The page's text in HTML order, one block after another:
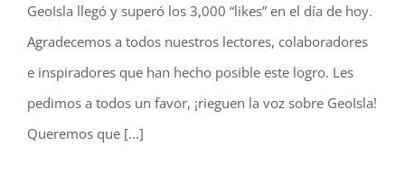
GeoIsla llegó y superó los 3,000 “likes” en el día de hoy.
Agradecemos a todos nuestros lectores, colaboradores
e inspiradores que han hecho posible este logro. Les
pedimos a todos un favor, ¡rieguen la voz sobre GeoIsla!
Queremos que [...]